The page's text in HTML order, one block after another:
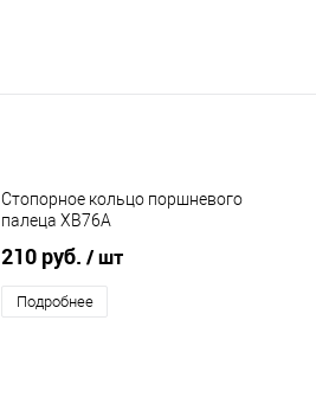
Стопорное кольцо поршневого
палеца XB76A
210 руб. / шт
Подробнее